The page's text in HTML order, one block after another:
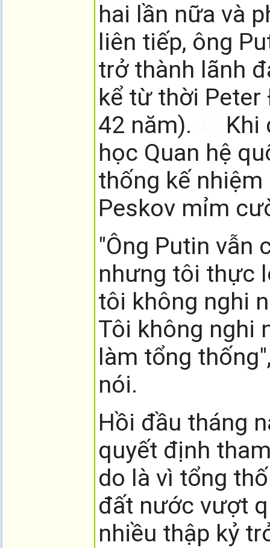
hai lần nữa và
liên tiếp, ông
trở thành lãnh
kể từ thời
42 năm).
Khi
học Quan hệ
thống kế
Peskov mỉm
"Ông Putin vẫn
nhưng tôi thực
tôi không nghi
Tôi không nghi
làm tổng
nói.
Hồi đầu tháng
quyết định
do là vì tổng
đất nước vượt
nhiều thập kỷ